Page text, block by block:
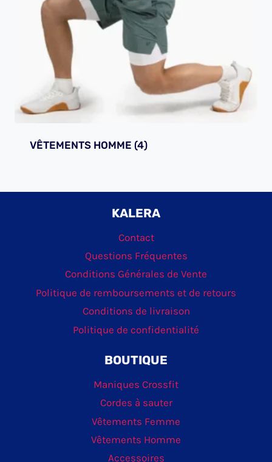
VÊTEMENTS HOMME (4)
KALERA
Contact
Questions Fréquentes
Conditions Générales de Vente
Politique de remboursements et de retours
Conditions de livraison
Politique de confidentialité
BOUTIQUE
Maniques Crossfit
Cordes à sauter
Vêtements Femme
Vêtements Homme
Accessoires